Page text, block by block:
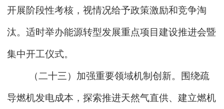
开展阶段性考核，视情况给予政策激励和竞争淘
汰。适时举办能源转型发展重点项目建设推进会暨
集中开工仪式。
（二十三）加强重要领域机制创新。围绕疏
导燃机发电成本，探索推进天然气直供、建立燃机